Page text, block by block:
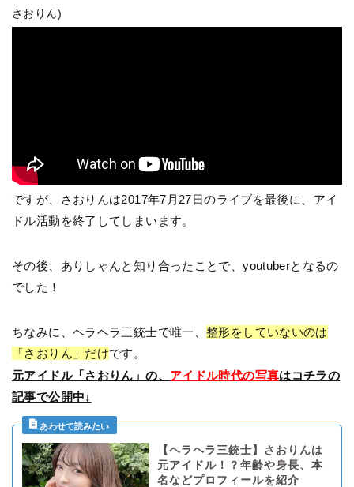
さおりん)
ですが、さおりんは2017年7月27日のライブを最後に、アイ
ドル活動を終了してしまいます。
その後、ありしゃんと知り合ったことで、youtuberとなるの
でした！
ちなみに、ヘラヘラ三銃士で唯一、整形をしていないのは
「さおりん」だけです。
元アイドル「さおりん」の、 アイドル時代の写真はコチラの
記事で公開中↓
【ヘラヘラ三銃士】さおりんは
元アイドル！？年齢や身長、本
名などプロフィールを紹介